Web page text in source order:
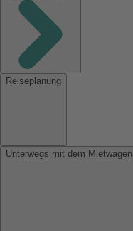
Reiseplanung
Unterwegs mit dem Mietwagen